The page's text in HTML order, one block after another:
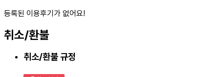
등록된 이용후기가 없어요!
취소/환불
취소/환불 규정